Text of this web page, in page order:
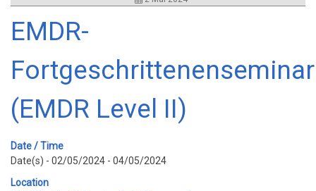
EMDR-
Fortgeschrittenenseminar
(EMDR Level II)
Date / Time
Date(s) - 02/05/2024 - 04/05/2024
Location